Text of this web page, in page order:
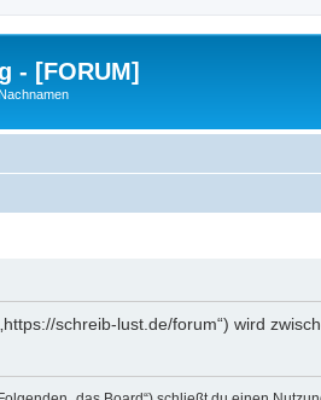
- [FORUM]
schreib-lust.de/forum“) wird